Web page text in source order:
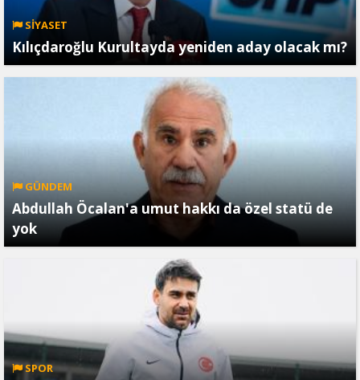
SİYASET
Kılıçdaroğlu Kurultayda yeniden aday olacak mı?
GÜNDEM
Abdullah Öcalan'a umut hakkı da özel statü de
yok
SPOR